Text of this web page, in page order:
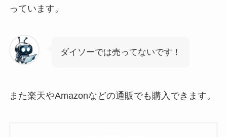
っています。
ダイソーでは売ってないです！
また楽天やAmazonなどの通販でも購入できます。